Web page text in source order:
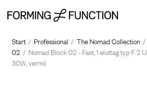
Start / Professional / The Nomad Collection /
02 / Nomad Block 02 - Fast, 1 eluttag typ F 2
30W, vermil